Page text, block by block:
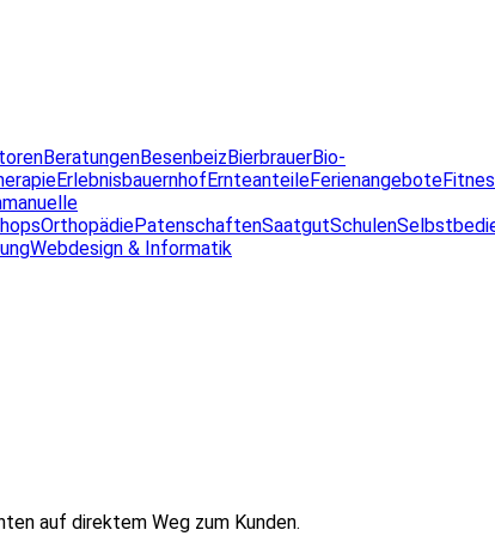
BeratungenBesenbeizBierbrauerBio-
ErlebnisbauernhofErnteanteileFerienangebote
manuelle
OrthopädiePatenschaftenSaatgutSchulen
Webdesign & Informatik
auf direktem Weg zum Kunden.